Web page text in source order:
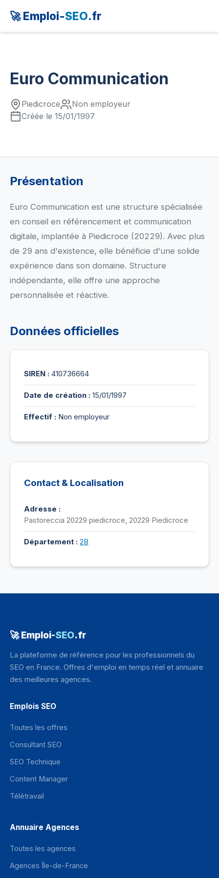
🚀 Emploi-SEO.fr
Euro Communication
Piedicroce
Non employeur
Créée le 15/01/1997
Présentation
Euro Communication est une structure spécialisée
en conseil en référencement et communication
digitale, implantée à Piedicroce (20229). Avec plus
de 29 ans d'existence, elle bénéficie d'une solide
expérience dans son domaine. Structure
indépendante, elle offre une approche
personnalisée et réactive.
Données officielles
SIREN : 410736664
Date de création : 15/01/1997
Effectif : Non employeur
Contact & Localisation
Adresse :
Pastoreccia 20229 piedicroce, 20229 Piedicroce
Département : 2B
🚀 Emploi-SEO.fr
La plateforme de référence pour les professionnels du
SEO en France. Offres d'emploi en temps réel et annuaire
des meilleures agences.
Emplois SEO
Toutes les offres
Consultant SEO
SEO Technique
Content Manager
Télétravail
Annuaire Agences
Toutes les agences
Agences Île-de-France